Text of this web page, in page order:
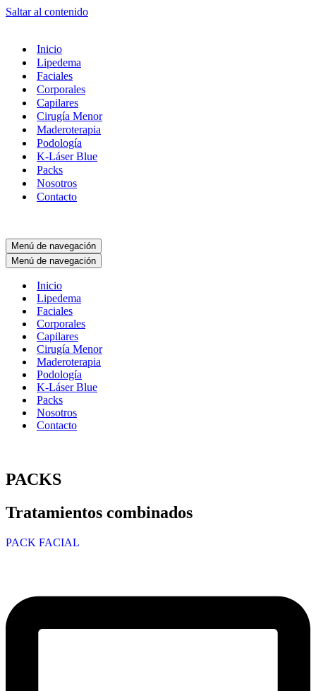
Saltar al contenido
Inicio
Lipedema
Faciales
Corporales
Capilares
Cirugía Menor
Maderoterapia
Podología
K-Láser Blue
Packs
Nosotros
Contacto
Menú de navegación
Menú de navegación
Inicio
Lipedema
Faciales
Corporales
Capilares
Cirugía Menor
Maderoterapia
Podología
K-Láser Blue
Packs
Nosotros
Contacto
PACKS
Tratamientos combinados
PACK FACIAL